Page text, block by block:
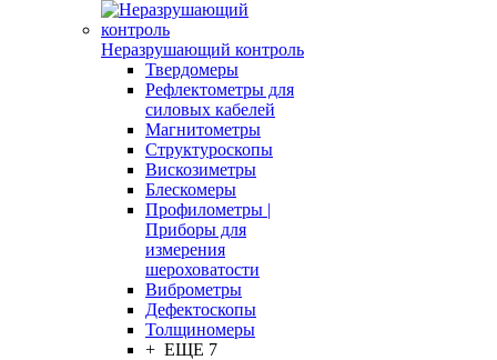
Неразрушающий контроль
Твердомеры
Рефлектометры для
силовых кабелей
Магнитометры
Структуроскопы
Вискозиметры
Блескомеры
Профилометры |
Приборы для
измерения
шероховатости
Виброметры
Дефектоскопы
Толщиномеры
+ ЕЩЕ 7